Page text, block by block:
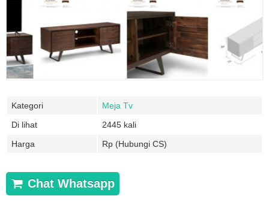
Kategori
Meja Tv
Di lihat
2445 kali
Harga
Rp (Hubungi CS)
Chat Whatsapp